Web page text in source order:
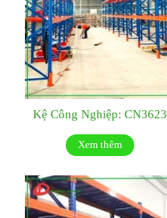
Kệ Công Nghiệp: CN3623
Xem thêm